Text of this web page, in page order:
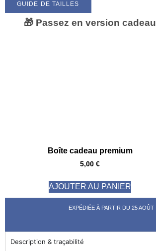
GUIDE DE TAILLES
🎁 Passez en version cadeau
Boîte cadeau premium
5,00€
AJOUTER AU PANIER
EXPÉDIÉE À PARTIR DU 25 AOÛT
Description & traçabilité